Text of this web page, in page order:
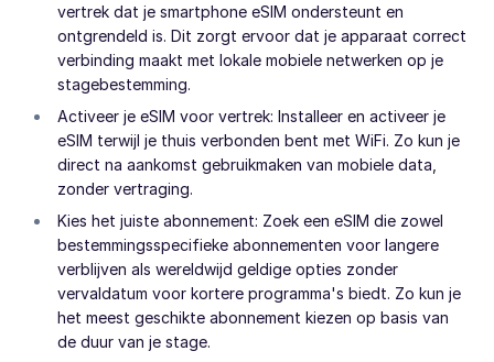
vertrek dat je smartphone eSIM ondersteunt en
ontgrendeld is. Dit zorgt ervoor dat je apparaat correct
verbinding maakt met lokale mobiele netwerken op je
stagebestemming.
Activeer je eSIM voor vertrek: Installeer en activeer je
eSIM terwijl je thuis verbonden bent met WiFi. Zo kun je
direct na aankomst gebruikmaken van mobiele data,
zonder vertraging.
Kies het juiste abonnement: Zoek een eSIM die zowel
bestemmingsspecifieke abonnementen voor langere
verblijven als wereldwijd geldige opties zonder
vervaldatum voor kortere programma's biedt. Zo kun je
het meest geschikte abonnement kiezen op basis van
de duur van je stage.